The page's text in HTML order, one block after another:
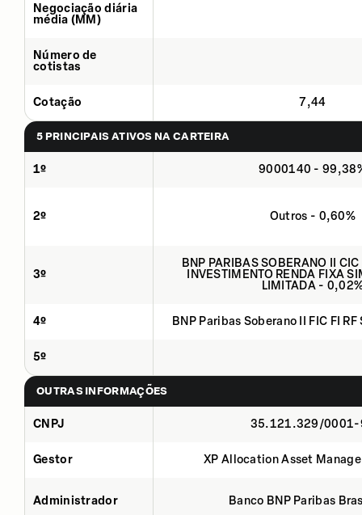
Negociação diária
média (MM)
Número de
cotistas
Cotação 7,44
5 PRINCIPAIS ATIVOS NA CARTEIRA
1º 9000140 -
2º Outros - 0,60%
3º
BNP PARIBAS SOBERANO II
INVESTIMENTO RENDA FIXA
LIMITADA -
4º BNP Paribas Soberano II FIC FI
5º
OUTRAS INFORMAÇÕES
CNPJ 35.121.329/0001-
Gestor XP Allocation Asset
Administrador Banco BNP Paribas